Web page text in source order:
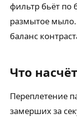
фильтр бьёт по
размытое
баланс
Что
Переплетение
замерших за